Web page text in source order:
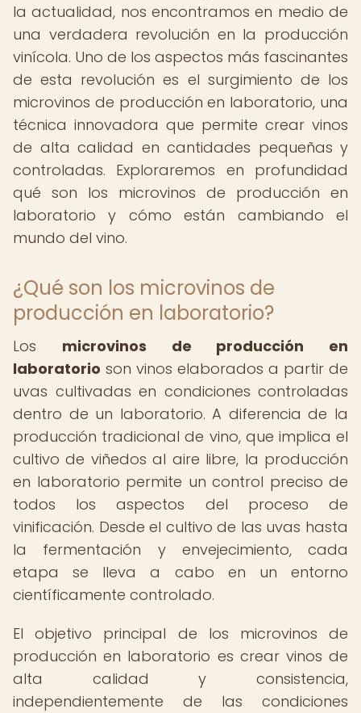
la actualidad, nos encontramos en medio de
una verdadera revolución en la producción
vinícola. Uno de los aspectos más fascinantes
de esta revolución es el surgimiento de los
microvinos de producción en laboratorio, una
técnica innovadora que permite crear vinos
de alta calidad en cantidades pequeñas y
controladas. Exploraremos en profundidad
qué son los microvinos de producción en
laboratorio y cómo están cambiando el
mundo del vino.
¿Qué son los microvinos de
producción en laboratorio?
Los microvinos de producción en
laboratorio son vinos elaborados a partir de
uvas cultivadas en condiciones controladas
dentro de un laboratorio. A diferencia de la
producción tradicional de vino, que implica el
cultivo de viñedos al aire libre, la producción
en laboratorio permite un control preciso de
todos los aspectos del proceso de
vinificación. Desde el cultivo de las uvas hasta
la fermentación y envejecimiento, cada
etapa se lleva a cabo en un entorno
científicamente controlado.
El objetivo principal de los microvinos de
producción en laboratorio es crear vinos de
alta calidad y consistencia,
independientemente de las condiciones